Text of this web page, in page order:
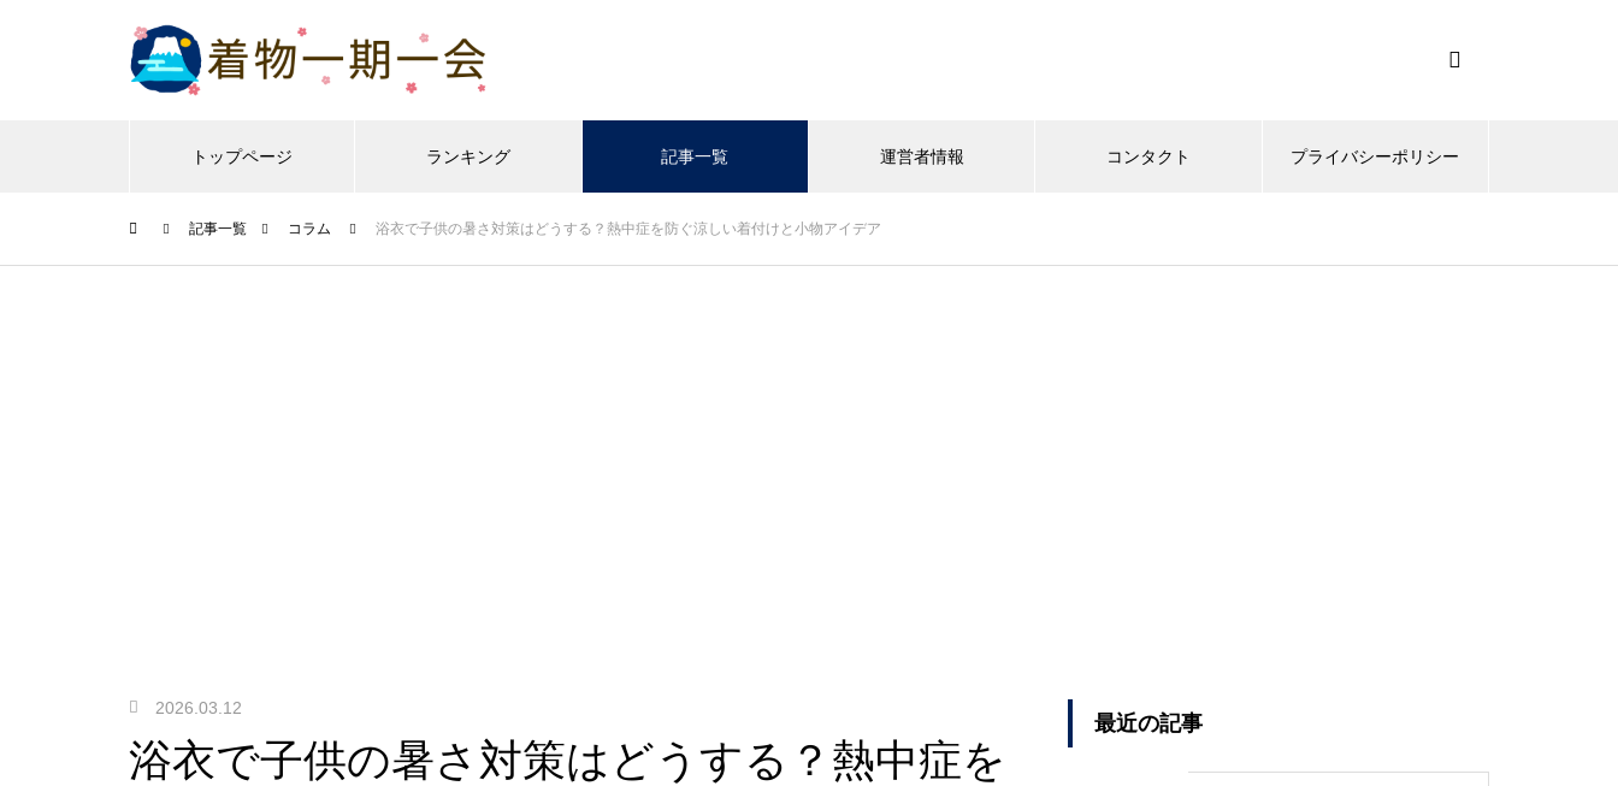
トップページ ランキング 記事一覧 運営者情報 コンタクト プライバシーポリシー
記事一覧 コラム 浴衣で子供の暑さ対策はどうする？熱中症を防ぐ涼しい着付けと小物アイデア
2026.03.12
浴衣で子供の暑さ対策はどうする？熱中症を
最近の記事